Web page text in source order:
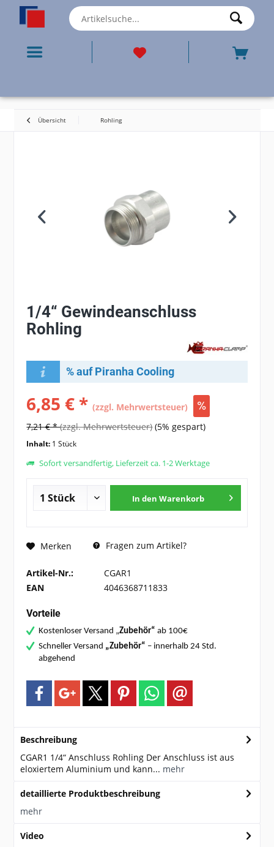
Übersicht Rohling
1/4“ Gewindeanschluss
Rohling
% auf Piranha Cooling
6,85 € *(zzgl. Mehrwertsteuer)
7,21 € *(zzgl. Mehrwertsteuer) (5% gespart)
Inhalt: 1 Stück
Sofort versandfertig, Lieferzeit ca. 1-2 Werktage
In den Warenkorb
Merken Fragen zum Artikel?
Artikel-Nr.:
CGAR1
EAN
4046368711833
Vorteile
Kostenloser Versand „Zubehör“ ab 100€
Schneller Versand „Zubehör“ – innerhalb 24 Std.
abgehend
Beschreibung
CGAR1 1/4“ Anschluss Rohling Der Anschluss ist aus
eloxiertem Aluminium und kann... mehr
detaillierte Produktbeschreibung
mehr
Video